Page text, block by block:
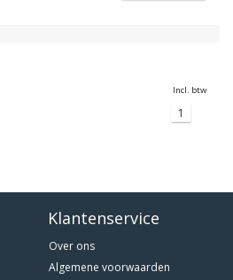
Incl. btw
1
Klantenservice
Over ons
Algemene voorwaarden